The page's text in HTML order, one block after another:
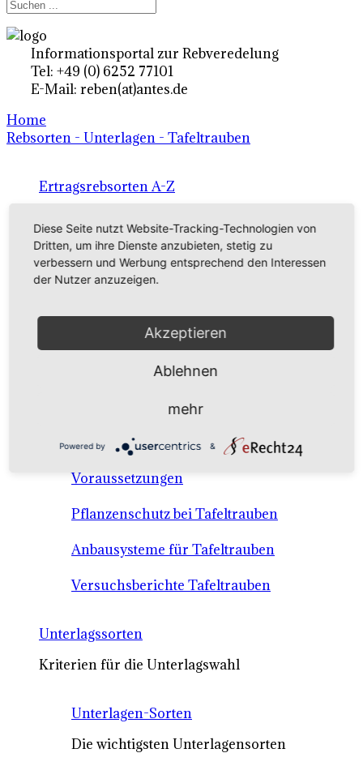
Informationsportal zur Rebveredelung
Tel: +49 (0) 6252 77101
E-Mail: reben(at)antes.de
Home
Rebsorten - Unterlagen - Tafeltrauben
Ertragsrebsorten A-Z
Rebsorten international
Tafeltraubensorten
Anbausysteme & Recht
Tafeltraubenanbau - rechtliche
Voraussetzungen
Pflanzenschutz bei Tafeltrauben
Anbausysteme für Tafeltrauben
Versuchsberichte Tafeltrauben
Unterlagssorten
Kriterien für die Unterlagswahl
Unterlagen-Sorten
Die wichtigsten Unterlagensorten
Diese Seite nutzt Website-Tracking-Technologien von
Dritten, um ihre Dienste anzubieten, stetig zu
verbessern und Werbung entsprechend den Interessen
der Nutzer anzuzeigen.
Akzeptieren
Ablehnen
mehr
Powered by &